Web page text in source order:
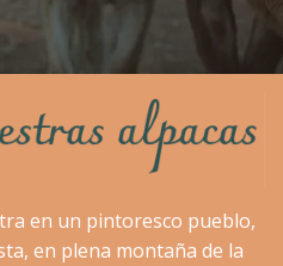
en un pintoresco pueblo,
en plena montaña de la